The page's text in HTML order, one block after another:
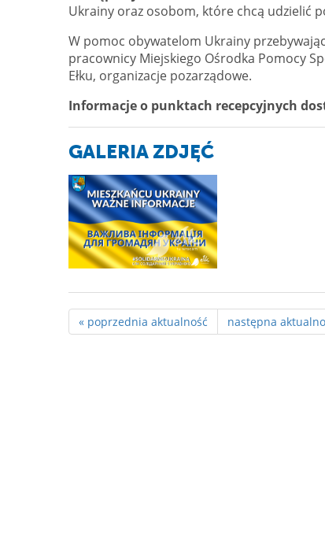
Ukrainy oraz osobom, które chcą udzielić
W pomoc obywatelom Ukrainy
pracownicy Miejskiego Ośrodka Pomocy
Ełku, organizacje pozarządowe.
Informacje o punktach recepcyjnych
GALERIA ZDJĘĆ
« poprzednia aktualność następna